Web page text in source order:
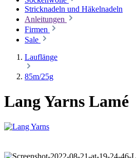
Stricknadeln und Häkelnadeln
Anleitungen
Firmen
Sale
Lauflänge
85m/25g
Lang Yarns Lamé